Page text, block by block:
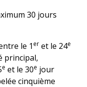
30 jours
le 1 er et le 24e
principal,
e et le 30e jour
cinquième